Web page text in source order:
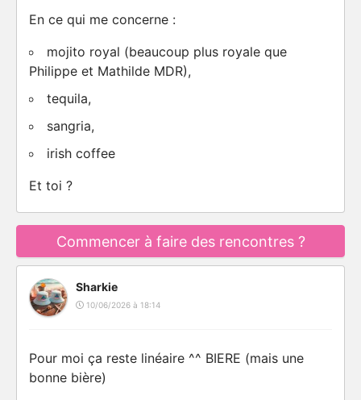
En ce qui me concerne :
mojito royal (beaucoup plus royale que
Philippe et Mathilde MDR),
tequila,
sangria,
irish coffee
Et toi ?
Commencer à faire des rencontres ?
Sharkie
10/06/2026 à 18:14
Pour moi ça reste linéaire ^^ BIERE (mais une
bonne bière)